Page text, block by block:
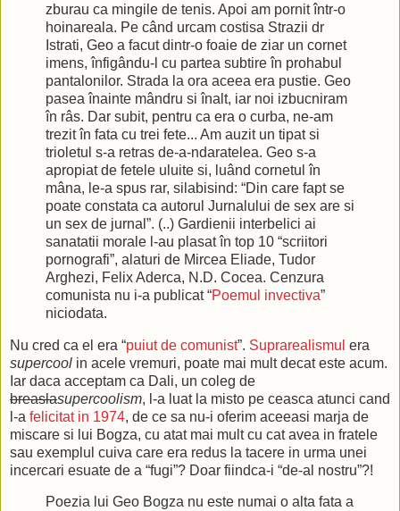
zburau ca mingile de tenis. Apoi am pornit într-o
hoinareala. Pe când urcam costisa Strazii dr
Istrati, Geo a facut dintr-o foaie de ziar un cornet
imens, înfigându-l cu partea subtire în prohabul
pantalonilor. Strada la ora aceea era pustie. Geo
pasea înainte mândru si înalt, iar noi izbucniram
în râs. Dar subit, pentru ca era o curba, ne-am
trezit în fata cu trei fete... Am auzit un tipat si
trioletul s-a retras de-a-ndaratelea. Geo s-a
apropiat de fetele uluite si, luând cornetul în
mâna, le-a spus rar, silabisind: “Din care fapt se
poate constata ca autorul Jurnalului de sex are si
un sex de jurnal”. (..) Gardienii interbelici ai
sanatatii morale l-au plasat în top 10 “scriitori
pornografi”, alaturi de Mircea Eliade, Tudor
Arghezi, Felix Aderca, N.D. Cocea. Cenzura
comunista nu i-a publicat “Poemul invectiva”
niciodata.
Nu cred ca el era “puiut de comunist”. Suprarealismul era
supercool in acele vremuri, poate mai mult decat este acum.
Iar daca acceptam ca Dali, un coleg de
breaslasupercoolism, l-a luat la misto pe ceasca atunci cand
l-a felicitat in 1974, de ce sa nu-i oferim aceeasi marja de
miscare si lui Bogza, cu atat mai mult cu cat avea in fratele
sau exemplul cuiva care era redus la tacere in urma unei
incercari esuate de a “fugi”? Doar fiindca-i “de-al nostru”?!
Poezia lui Geo Bogza nu este numai o alta fata a